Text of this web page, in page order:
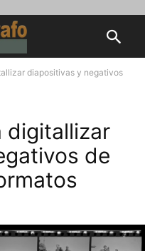
diapositivas y negativos
digitallizar
de